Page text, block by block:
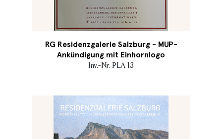
RG Residenzgalerie Salzburg - MUP-
Ankündigung mit Einhornlogo
Inv.-Nr. PLA 13